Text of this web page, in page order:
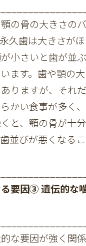
の骨の大きさの
久歯は大きさが
小さいと歯が並
ます。歯や顎の
りますが、それ
かい食事が多く
と、顎の骨が十
並びが悪くなる
要因③ 遺伝的な
な要因が強く関